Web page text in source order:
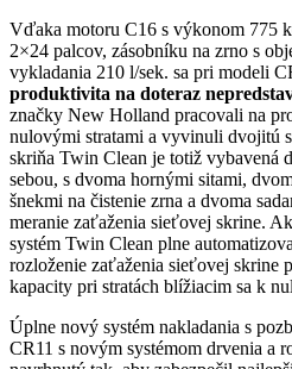
Vďaka motoru C16 s výkonom 775
2×24 palcov, zásobníku na zrno s
vykladania 210 l/sek. sa pri modeli
produktivita na doteraz
značky New Holland pracovali na
nulovými stratami a vyvinuli dvojitú
skriňa Twin Clean je totiž vybavená
sebou, s dvoma hornými sitami,
šnekmi na čistenie zrna a dvoma
meranie zaťaženia sieťovej skrine.
systém Twin Clean plne
rozloženie zaťaženia sieťovej skrine
kapacity pri stratách blížiacim sa k
Úplne nový systém nakladania s
CR11 s novým systémom drvenia a